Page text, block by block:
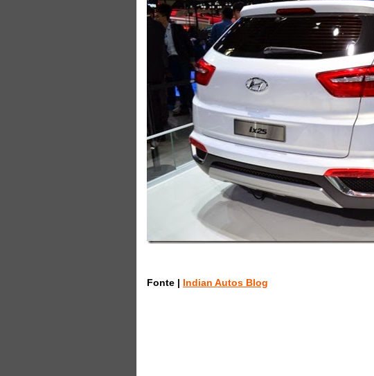
Fonte | Indian Autos Blog